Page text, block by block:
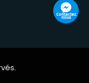
Contactez
nous